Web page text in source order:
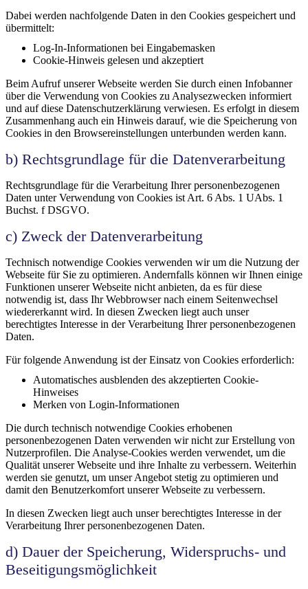
Dabei werden nachfolgende Daten in den Cookies gespeichert und
übermittelt:
Log-In-Informationen bei Eingabemasken
Cookie-Hinweis gelesen und akzeptiert
Beim Aufruf unserer Webseite werden Sie durch einen Infobanner
über die Verwendung von Cookies zu Analysezwecken informiert
und auf diese Datenschutzerklärung verwiesen. Es erfolgt in diesem
Zusammenhang auch ein Hinweis darauf, wie die Speicherung von
Cookies in den Browsereinstellungen unterbunden werden kann.
b) Rechtsgrundlage für die Datenverarbeitung
Rechtsgrundlage für die Verarbeitung Ihrer personenbezogenen
Daten unter Verwendung von Cookies ist Art. 6 Abs. 1 UAbs. 1
Buchst. f DSGVO.
c) Zweck der Datenverarbeitung
Technisch notwendige Cookies verwenden wir um die Nutzung der
Webseite für Sie zu optimieren. Andernfalls können wir Ihnen einige
Funktionen unserer Webseite nicht anbieten, da es für diese
notwendig ist, dass Ihr Webbrowser nach einem Seitenwechsel
wiedererkannt wird. In diesen Zwecken liegt auch unser
berechtigtes Interesse in der Verarbeitung Ihrer personenbezogenen
Daten.
Für folgende Anwendung ist der Einsatz von Cookies erforderlich:
Automatisches ausblenden des akzeptierten Cookie-
Hinweises
Merken von Login-Informationen
Die durch technisch notwendige Cookies erhobenen
personenbezogenen Daten verwenden wir nicht zur Erstellung von
Nutzerprofilen. Die Analyse-Cookies werden verwendet, um die
Qualität unserer Webseite und ihre Inhalte zu verbessern. Weiterhin
werden sie genutzt, um unser Angebot stetig zu optimieren und
damit den Benutzerkomfort unserer Webseite zu verbessern.
In diesen Zwecken liegt auch unser berechtigtes Interesse in der
Verarbeitung Ihrer personenbezogenen Daten.
d) Dauer der Speicherung, Widerspruchs- und
Beseitigungsmöglichkeit